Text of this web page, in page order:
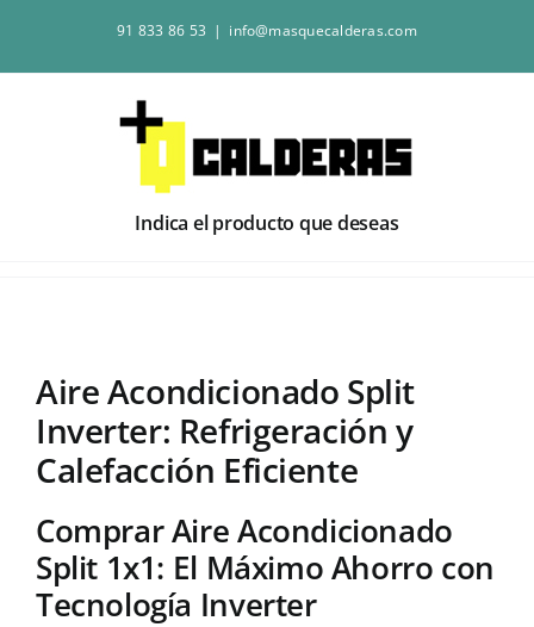
contenido
91 833 86 53 | info@masquecalderas.com
Indica el producto que deseas
Aire Acondicionado Split
Inverter: Refrigeración y
Calefacción Eficiente
Comprar Aire Acondicionado
Split 1x1: El Máximo Ahorro con
Tecnología Inverter